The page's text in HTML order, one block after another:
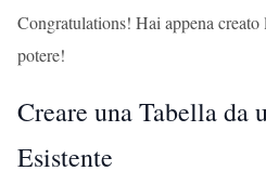
Congratulations! Hai appena
potere!
Creare una Tabella da
Esistente